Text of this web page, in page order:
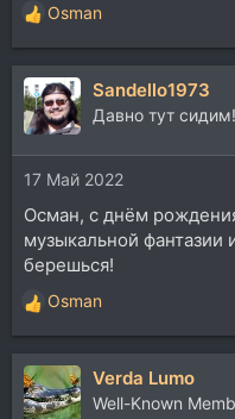
Р
е
а
к
ц
и
и
:
Osman
Sandello1973
Давно тут сидим!
17 Май 2022
Осман, с днём
музыкальной фантазии
берешься!
Р
е
а
к
ц
Osman
Verda Lumo
Well-Known